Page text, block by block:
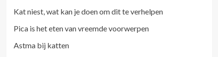
Kat niest, wat kan je doen om dit te verhelpen
Pica is het eten van vreemde voorwerpen
Astma bij katten